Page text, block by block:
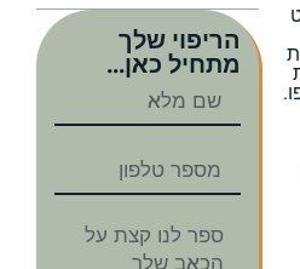
הריפוי שלך
מתחיל כאן...